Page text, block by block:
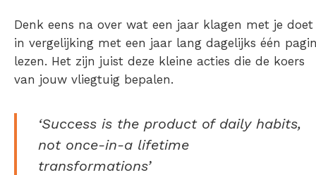
Denk eens na over wat een jaar klagen met je doet
in vergelijking met een jaar lang dagelijks één
lezen. Het zijn juist deze kleine acties die de koers
van jouw vliegtuig bepalen.
‘Success is the product of daily habits,
not once-in-a lifetime
transformations’